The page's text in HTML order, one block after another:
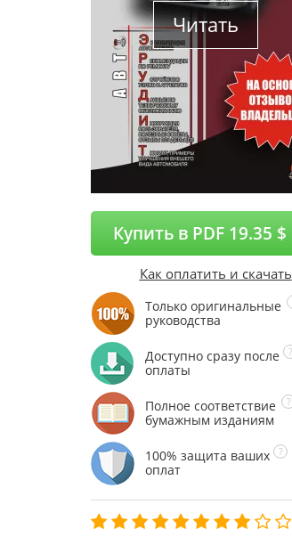
Читать
Купить в PDF 19.35 $
Как оплатить и скачать
Только оригинальные
руководства
Доступно сразу после
оплаты
Полное соответствие
бумажным изданиям
100% защита ваших
оплат